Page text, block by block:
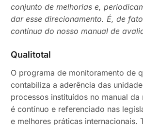
conjunto de melhorias e,
dar esse direcionamento. É, de
contínua do nosso manual de
Qualitotal
O programa de monitoramento de
contabiliza a aderência das
processos instituídos no manual da
é contínuo e referenciado nas
e melhores práticas internacionais.